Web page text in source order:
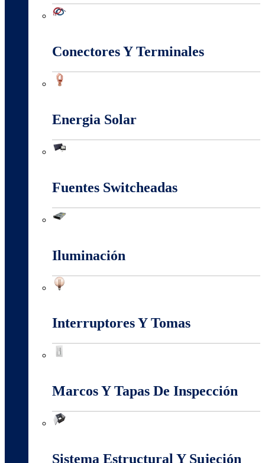
Conectores Y Terminales
Energia Solar
Fuentes Switcheadas
Iluminación
Interruptores Y Tomas
Marcos Y Tapas De Inspección
Sistema Estructural Y Sujeción